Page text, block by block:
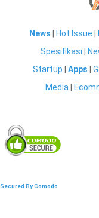
News Hot Issue
Spesifikasi
Startup |Apps |
Media
Secured By Comodo